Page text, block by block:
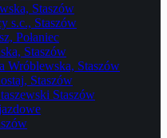
Staszów
s.c., Staszów
Połaniec
Staszów
Wróblewska, Staszów
Staszów
Staszów